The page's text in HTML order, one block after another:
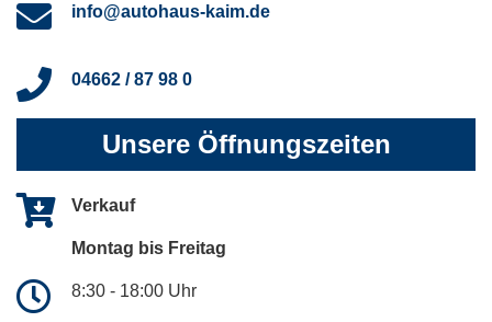
info@autohaus-kaim.de
04662 / 87 98 0
Unsere Öffnungszeiten
Verkauf
Montag bis Freitag
8:30 - 18:00 Uhr